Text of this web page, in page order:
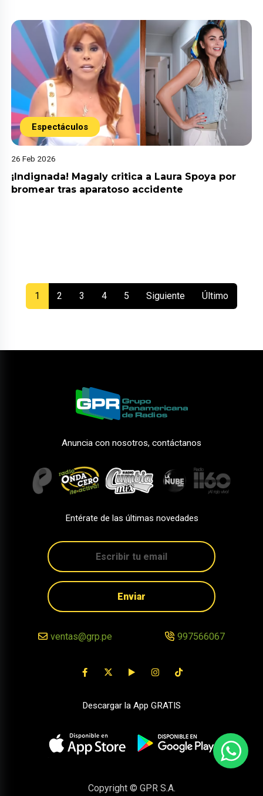
Espectáculos
26 Feb 2026
¡Indignada! Magaly critica a Laura Spoya por
bromear tras aparatoso accidente
1 (current)
2 3 4 5 Siguiente Último
Anuncia con nosotros, contáctanos
Entérate de las últimas novedades
Enviar
ventas@grp.pe 997566067
Descargar la App GRATIS
Copyright © GPR S.A.